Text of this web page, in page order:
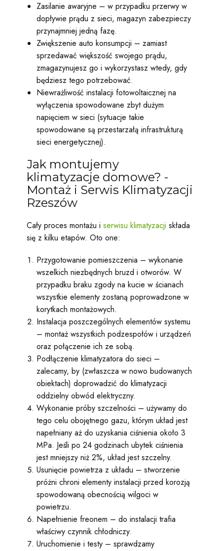
Zasilanie awaryjne – w przypadku przerwy w
dopływie prądu z sieci, magazyn zabezpieczy
przynajmniej jedną fazę.
Zwiększenie auto konsumpcji – zamiast
sprzedawać większość swojego prądu,
zmagazynujesz go i wykorzystasz wtedy, gdy
będziesz tego potrzebować.
Niewrażliwość instalacji fotowoltaicznej na
wyłączenia spowodowane zbyt dużym
napięciem w sieci (sytuacje takie
spowodowane są przestarzałą infrastrukturą
sieci energetycznej).
Jak montujemy
klimatyzacje domowe? -
Montaż i Serwis Klimatyzacji
Rzeszów
Cały proces montażu i serwisu klimatyzacji składa
się z kilku etapów. Oto one:
Przygotowanie pomieszczenia – wykonanie
wszelkich niezbędnych bruzd i otworów. W
przypadku braku zgody na kucie w ścianach
wszystkie elementy zostaną poprowadzone w
korytkach montażowych.
Instalacja poszczególnych elementów systemu
– montaż wszystkich podzespołów i urządzeń
oraz połączenie ich ze sobą.
Podłączenie klimatyzatora do sieci –
zalecamy, by (zwłaszcza w nowo budowanych
obiektach) doprowadzić do klimatyzacji
oddzielny obwód elektryczny.
Wykonanie próby szczelności – używamy do
tego celu obojętnego gazu, którym układ jest
napełniany aż do uzyskania ciśnienia około 3
MPa. Jeśli po 24 godzinach ubytek ciśnienia
jest mniejszy niż 2%, układ jest szczelny.
Usunięcie powietrza z układu – stworzenie
próżni chroni elementy instalacji przed korozją
spowodowaną obecnością wilgoci w
powietrzu.
Napełnienie freonem – do instalacji trafia
właściwy czynnik chłodniczy.
Uruchomienie i testy – sprawdzamy